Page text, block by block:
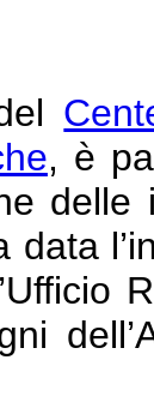
, è
data